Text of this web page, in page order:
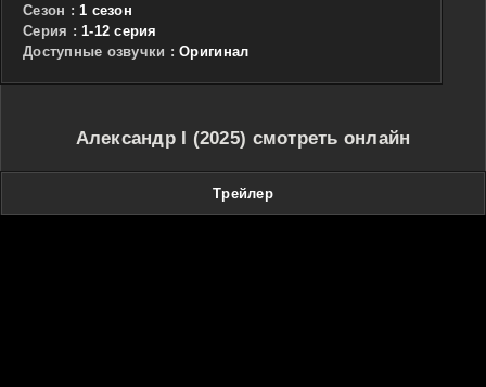
Сезон : 1 сезон
Cерия : 1-12 серия
Доступные озвучки : Оригинал
Александр I (2025) смотреть онлайн
Трейлер